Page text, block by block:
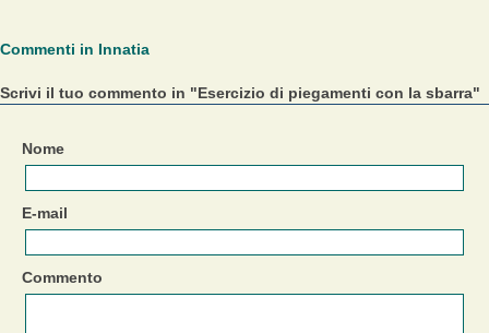
Commenti in Innatia
Scrivi il tuo commento in "Esercizio di piegamenti con la sbarra"
Nome
E-mail
Commento